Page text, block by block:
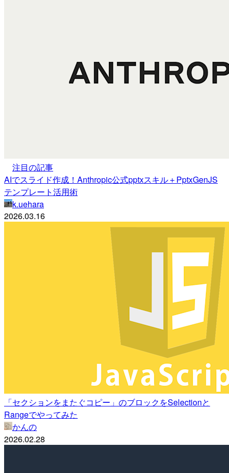
注目の記事
AIでスライド作成！Anthropic公式pptxスキル＋PptxGenJS
テンプレート活用術
k.uehara
2026.03.16
「セクションをまたぐコピー」のブロックをSelectionと
Rangeでやってみた
かんの
2026.02.28